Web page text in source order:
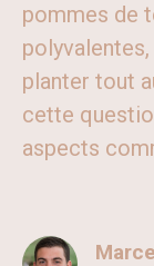
pommes de
planter tout
cette
aspects